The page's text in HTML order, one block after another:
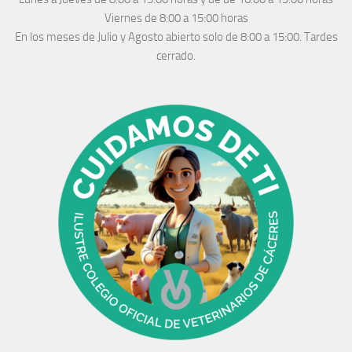
Viernes de 8:00 a 15:00 horas
En los meses de Julio y Agosto abierto solo de 8:00 a 15:00. Tardes
cerrado.